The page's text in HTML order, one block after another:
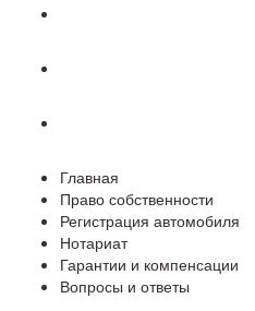
Главная
Право собственности
Регистрация автомобиля
Нотариат
Гарантии и компенсации
Вопросы и ответы